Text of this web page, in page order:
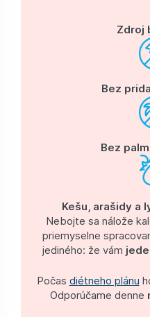
Zdroj
Bez
Bez
Kešu, arašidy a
Nebojte sa nálože
priemyselne
jediného: že vám
Počas diétneho plánu
Odporúčame denne